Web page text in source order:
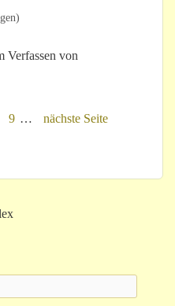
kommt bestimmt!“
Verfassen von
9 …
nächste Seite